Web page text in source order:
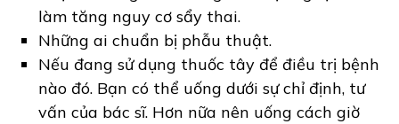
làm tăng nguy cơ sẩy thai.
Những ai chuẩn bị phẫu thuật.
Nếu đang sử dụng thuốc tây để điều trị bệnh
nào đó. Bạn có thể uống dưới sự chỉ định, tư
vấn của bác sĩ. Hơn nữa nên uống cách giờ